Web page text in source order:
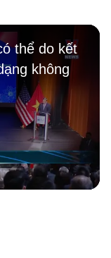
thể do kết
không